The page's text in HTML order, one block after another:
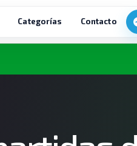
Categorías Contacto